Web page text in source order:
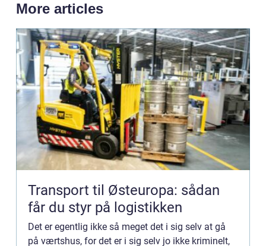
More articles
Transport til Østeuropa: sådan
får du styr på logistikken
Det er egentlig ikke så meget det i sig selv at gå
på værtshus, for det er i sig selv jo ikke kriminelt,